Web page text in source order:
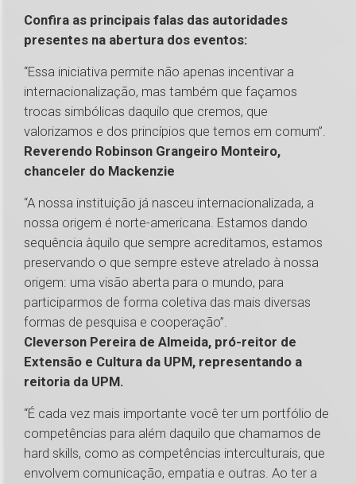
Confira as principais falas das autoridades
presentes na abertura dos eventos:
“Essa iniciativa permite não apenas incentivar a
internacionalização, mas também que façamos
trocas simbólicas daquilo que cremos, que
valorizamos e dos princípios que temos em comum”.
Reverendo Robinson Grangeiro Monteiro,
chanceler do Mackenzie
“A nossa instituição já nasceu internacionalizada, a
nossa origem é norte-americana. Estamos dando
sequência àquilo que sempre acreditamos, estamos
preservando o que sempre esteve atrelado à nossa
origem: uma visão aberta para o mundo, para
participarmos de forma coletiva das mais diversas
formas de pesquisa e cooperação”.
Cleverson Pereira de Almeida, pró-reitor de
Extensão e Cultura da UPM, representando a
reitoria da UPM.
“É cada vez mais importante você ter um portfólio de
competências para além daquilo que chamamos de
hard skills, como as competências interculturais, que
envolvem comunicação, empatia e outras. Ao ter a